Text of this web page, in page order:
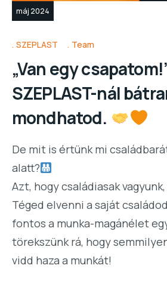
máj 2024
SZEPLAST Team
„Van egy
SZEPLAST-nál
mondhatod.
De mit is értünk mi
alatt?
Azt, hogy családiasak
Téged elvenni a saját
fontos a munka-magánélet
törekszünk rá, hogy
vidd haza a munkát!